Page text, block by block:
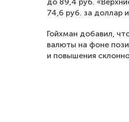
74,6 руб. за доллар
Гойхман добавил,
валюты на фоне
и повышения